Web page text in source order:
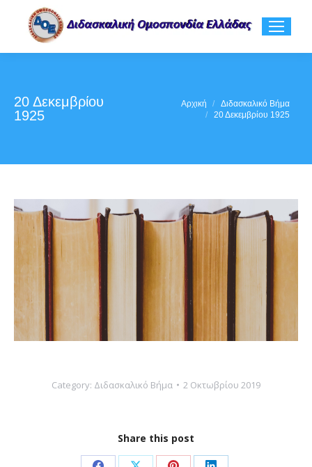
20 Δεκεμβρίου
1925
Αρχική
Διδασκαλικό Βήμα
20 Δεκεμβρίου 1925
Category: Διδασκαλικό Βήμα 2 Οκτωβρίου 2019
Share this post